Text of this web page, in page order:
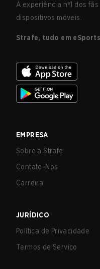
A experiência nº1 dos
dispositivos móveis.
Strafe, tudo em eSports
EMPRESA
Sobre a Strafe
Contate-Nos
Carreira
JURÍDICO
Política de Privacidade
Termos de Serviço